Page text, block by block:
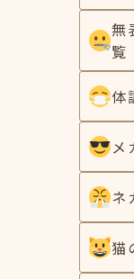
無
覧
体
メ
ネ
猫